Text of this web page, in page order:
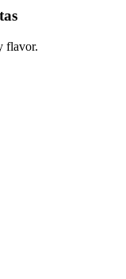
flavor.